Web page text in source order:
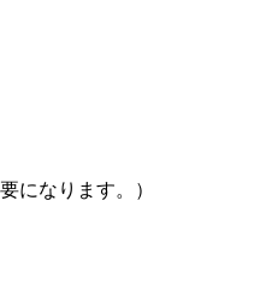
になります。）